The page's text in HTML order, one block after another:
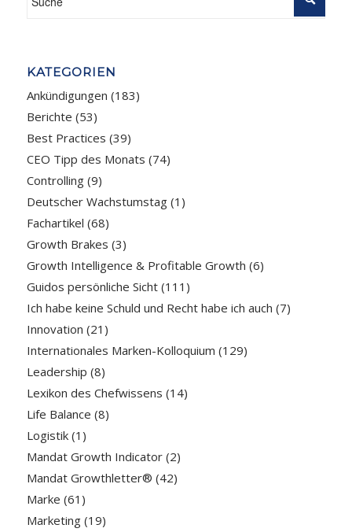
KATEGORIEN
Ankündigungen (183)
Berichte (53)
Best Practices (39)
CEO Tipp des Monats (74)
Controlling(9)
Deutscher Wachstumstag(1)
Fachartikel (68)
Growth Brakes (3)
Growth Intelligence & Profitable Growth (6)
Guidos persönliche Sicht(111)
Ich habe keine Schuld und Recht habe ich auch (7)
Innovation (21)
Internationales Marken-Kolloquium (129)
Leadership (8)
Lexikon des Chefwissens (14)
Life Balance (8)
Logistik(1)
Mandat Growth Indicator(2)
Mandat Growthletter® (42)
Marke (61)
Marketing(19)